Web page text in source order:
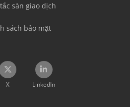
sàn giao dịch
sách bảo mật
X LinkedIn